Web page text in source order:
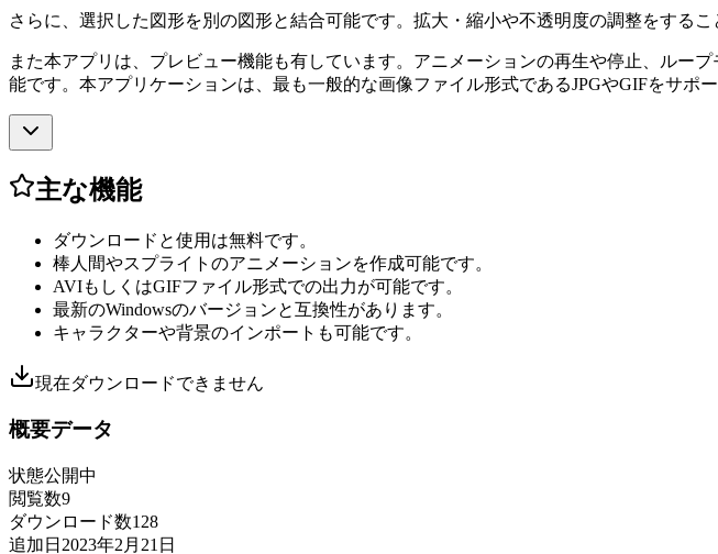
さらに、選択した図形を別の図形と結合可能です。拡大・縮小や不透明度の調整をする
また本アプリは、プレビュー機能も有しています。アニメーションの再生や停止、ルー
能です。本アプリケーションは、最も一般的な画像ファイル形式であるJPGやGIFをサポー
主な機能
ダウンロードと使用は無料です。
棒人間やスプライトのアニメーションを作成可能です。
AVIもしくはGIFファイル形式での出力が可能です。
最新のWindowsのバージョンと互換性があります。
キャラクターや背景のインポートも可能です。
現在ダウンロードできません
概要データ
状態公開中
閲覧数9
ダウンロード数128
追加日 2023年2月21日